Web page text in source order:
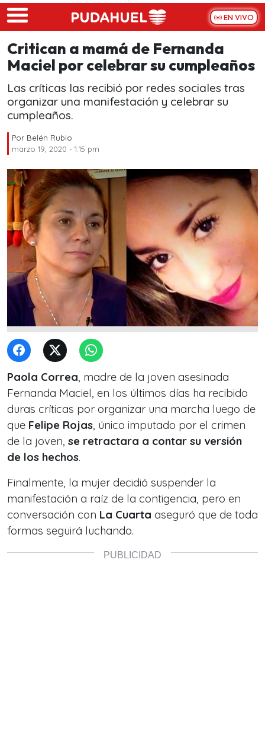
Skip to main content
EN VIVO
Critican a mamá de Fernanda
Maciel por celebrar su cumpleaños
Las críticas las recibió por redes sociales tras
organizar una manifestación y celebrar su
cumpleaños.
Por Belén Rubio
marzo 19, 2020 - 1:15 pm
Paola Correa , madre de la joven asesinada
Fernanda Maciel, en los últimos días ha recibido
duras críticas por organizar una marcha luego de
que Felipe Rojas , único imputado por el crimen
de la joven, se retractara a contar su versión
de los hechos.
Finalmente, la mujer decidió suspender la
manifestación a raíz de la contigencia, pero en
conversación con La Cuarta aseguró que de toda
formas seguirá luchando.